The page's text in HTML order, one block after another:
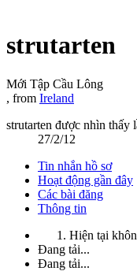
strutarten
Mới Tập Cầu Lông
, from Ireland
strutarten được nhìn thấy
27/2/12
Tin nhắn hồ sơ
Hoạt động gần đây
Các bài đăng
Thông tin
Hiện tại
Đang tải...
Đang tải...